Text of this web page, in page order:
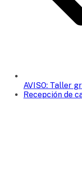
AVISO: Taller
Recepción de